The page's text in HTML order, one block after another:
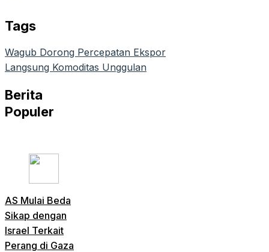
Tags
Wagub Dorong Percepatan Ekspor
Langsung Komoditas Unggulan
Berita
Populer
AS Mulai Beda
Sikap dengan
Israel Terkait
Perang di Gaza